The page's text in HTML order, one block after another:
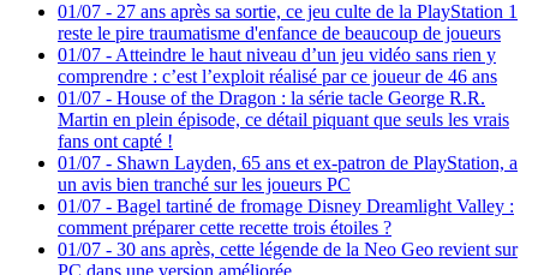
01/07 - 27 ans après sa sortie, ce jeu culte de la PlayStation 1
reste le pire traumatisme d'enfance de beaucoup de joueurs
01/07 - Atteindre le haut niveau d’un jeu vidéo sans rien y
comprendre : c’est l’exploit réalisé par ce joueur de 46 ans
01/07 - House of the Dragon : la série tacle George R.R.
Martin en plein épisode, ce détail piquant que seuls les vrais
fans ont capté !
01/07 - Shawn Layden, 65 ans et ex-patron de PlayStation, a
un avis bien tranché sur les joueurs PC
01/07 - Bagel tartiné de fromage Disney Dreamlight Valley :
comment préparer cette recette trois étoiles ?
01/07 - 30 ans après, cette légende de la Neo Geo revient sur
PC dans une version améliorée